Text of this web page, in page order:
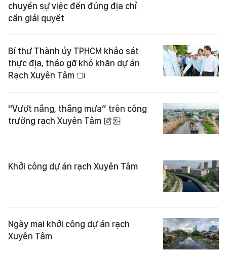
chuyển sự việc đến đúng địa chỉ
cần giải quyết
Bí thư Thành ủy TPHCM khảo sát
thực địa, tháo gỡ khó khăn dự án
Rạch Xuyên Tâm
"Vượt nắng, thắng mưa” trên công
trường rạch Xuyên Tâm
Khởi công dự án rạch Xuyên Tâm
Ngày mai khởi công dự án rạch
Xuyên Tâm